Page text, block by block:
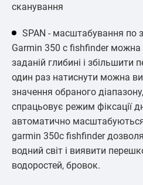
сканування
SPAN - масштабування по
Garmin 350 c fishfinder
заданій глибині і збільшити
один раз натиснути можна
значення обраного
спрацьовує режим фіксації
автоматично
garmin 350c fishfinder
водний світ і виявити
водоростей, бровок.